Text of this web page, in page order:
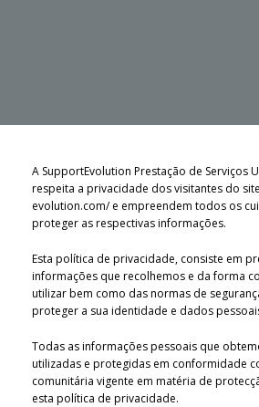
A SupportEvolution Prestação de Serviços
respeita a privacidade dos visitantes do
evolution.com/ e empreendem todos os
proteger as respectivas informações.
Esta política de privacidade, consiste em
informações que recolhemos e da forma
utilizar bem como das normas de
proteger a sua identidade e dados
Todas as informações pessoais que
utilizadas e protegidas em conformidade
comunitária vigente em matéria de
esta política de privacidade.